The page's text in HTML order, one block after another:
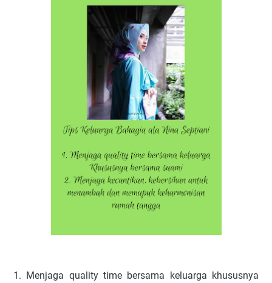
1. Menjaga quality time bersama keluarga khususnya